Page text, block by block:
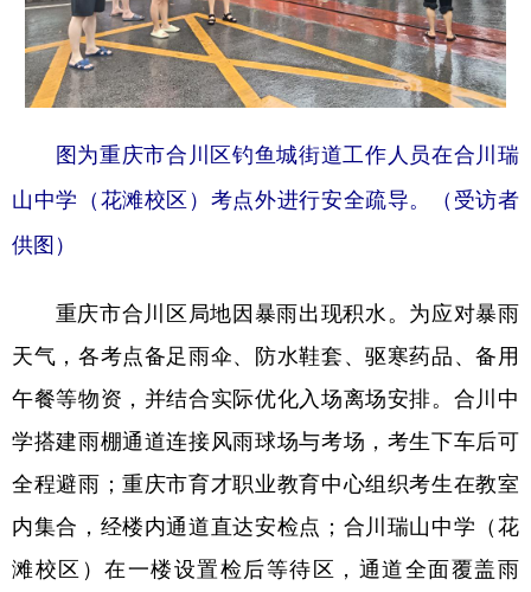
图为重庆市合川区钓鱼城街道工作人员在合川瑞
山中学（花滩校区）考点外进行安全疏导。（受访者
供图）
重庆市合川区局地因暴雨出现积水。为应对暴雨
天气，各考点备足雨伞、防水鞋套、驱寒药品、备用
午餐等物资，并结合实际优化入场离场安排。合川中
学搭建雨棚通道连接风雨球场与考场，考生下车后可
全程避雨；重庆市育才职业教育中心组织考生在教室
内集合，经楼内通道直达安检点；合川瑞山中学（花
滩校区）在一楼设置检后等待区，通道全面覆盖雨